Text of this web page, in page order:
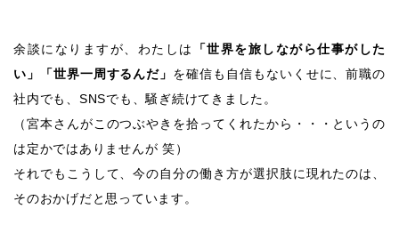
余談になりますが、わたしは
「世界を旅しながら仕事がした
い」「世界一周するんだ」 を確信も自信もないくせに、前職の
社内でも、SNSでも、騒ぎ続けてきました。
（宮本さんがこのつぶやきを拾ってくれたから・・・というの
は定かではありませんが 笑）
それでもこうして、今の自分の働き方が選択肢に現れたのは、
そのおかげだと思っています。